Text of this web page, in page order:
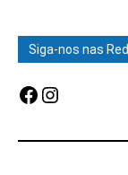
Siga-nos nas
Facebook
Instagram